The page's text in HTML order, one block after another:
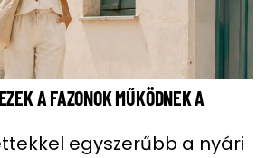
A FAZONOK MŰKÖDNEK A
egyszerűbb a nyári